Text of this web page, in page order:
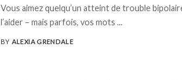
Vous aimez quelqu’un atteint de trouble
l’aider – mais parfois, vos mots ...
POSTED
BY ALEXIA GRENDALE